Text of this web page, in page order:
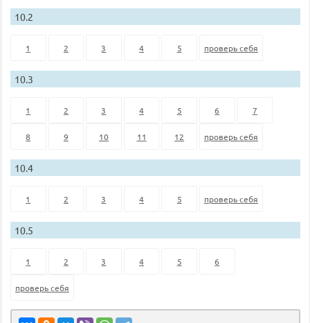
10.2
1 2 3 4 5 проверь себя
10.3
1 2 3 4 5 6 7
8 9 10 11 12 проверь себя
10.4
1 2 3 4 5 проверь себя
10.5
1 2 3 4 5 6
проверь себя